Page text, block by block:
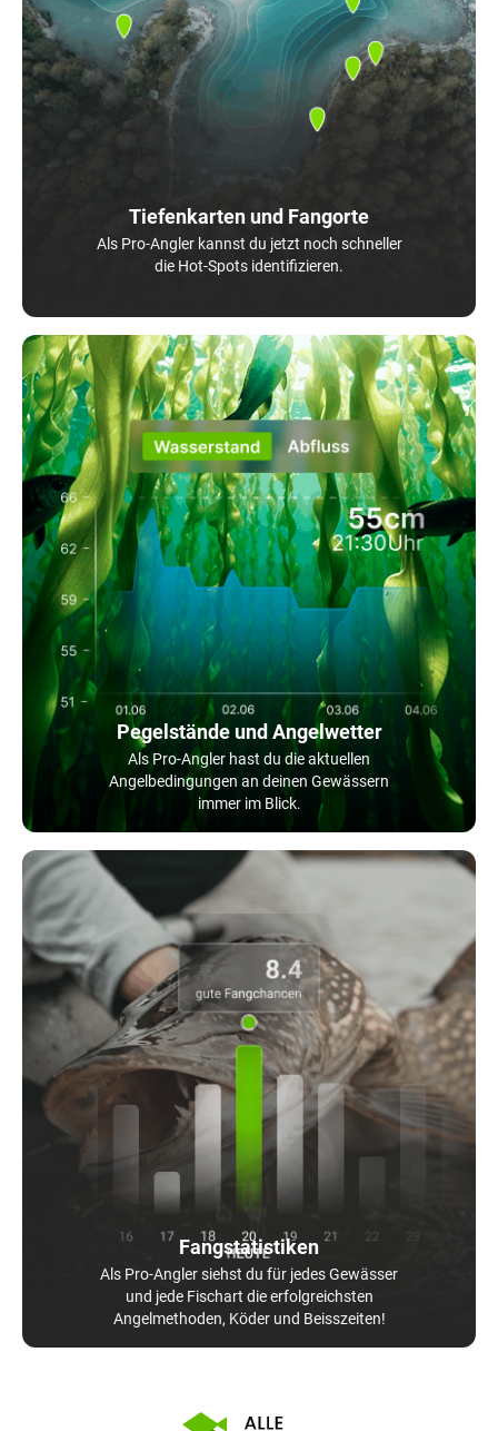
Tiefenkarten und Fangorte
Als Pro-Angler kannst du jetzt noch schneller
die Hot-Spots identifizieren.
Pegelstände und Angelwetter
Als Pro-Angler hast du die aktuellen
Angelbedingungen an deinen Gewässern
immer im Blick.
Fangstatistiken
Als Pro-Angler siehst du für jedes Gewässer
und jede Fischart die erfolgreichsten
Angelmethoden, Köder und Beisszeiten!